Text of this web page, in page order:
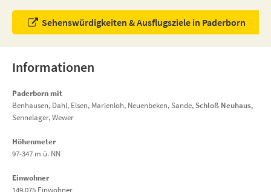
Sehenswürdigkeiten & Ausflugsziele in Paderborn
Informationen
Paderborn mit
Benhausen, Dahl, Elsen, Marienloh, Neuenbeken, Sande, Schloß Neuhaus,
Sennelager, Wewer
Höhenmeter
97-347 m ü. NN
Einwohner